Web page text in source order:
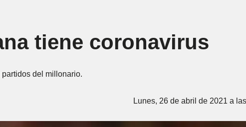
tiene coronavirus
del millonario.
Lunes, 26 de abril de 2021 a